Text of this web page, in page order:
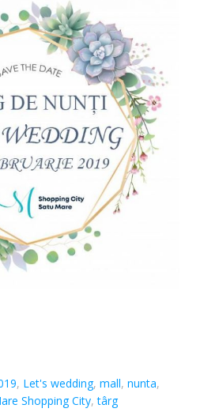
, Let's wedding,mall,nunta,
Shopping City,târg